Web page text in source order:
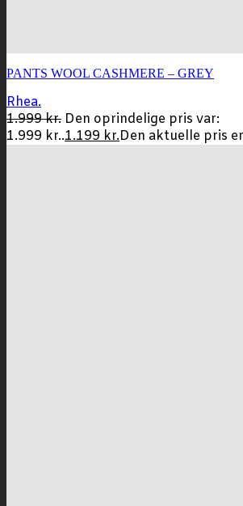
PANTS WOOL CASHMERE – GREY
Rhea.
1.999kr. Den oprindelige pris var:
1.999 kr..1.199kr.Den aktuelle pris